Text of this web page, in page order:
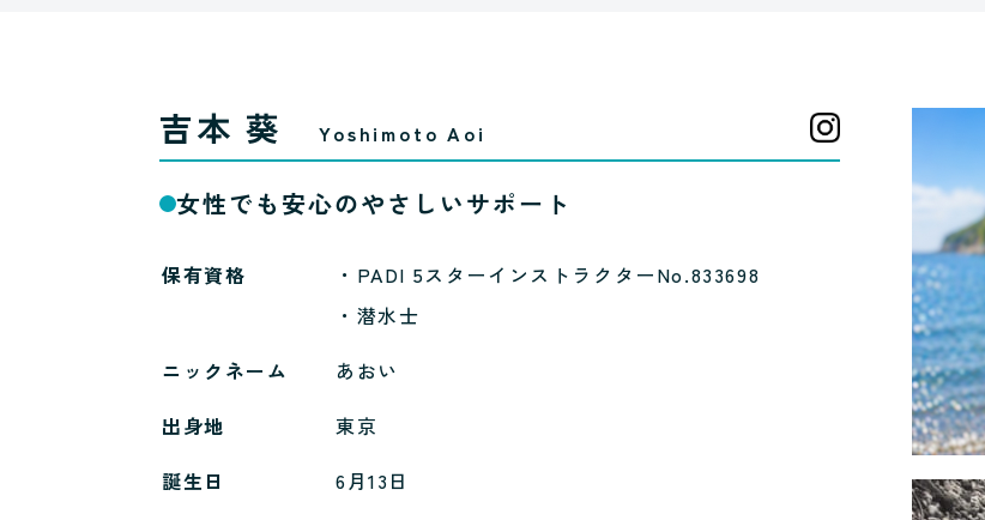
吉本 葵 Yoshimoto Aoi
女性でも安心のやさしいサポート
保有資格
・PADI 5スターインストラクターNo.833698
・潜水士
ニックネーム
あおい
出身地
東京
誕生日
6月13日